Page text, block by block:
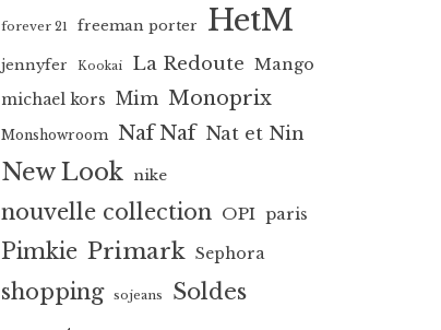
forever 21 freeman porter HetM
jennyfer Kookai La Redoute Mango
michael kors Mim Monoprix
Monshowroom Naf Naf Nat et Nin
New Look nike
nouvelle collection OPI paris
Pimkie Primark Sephora
shopping sojeans Soldes